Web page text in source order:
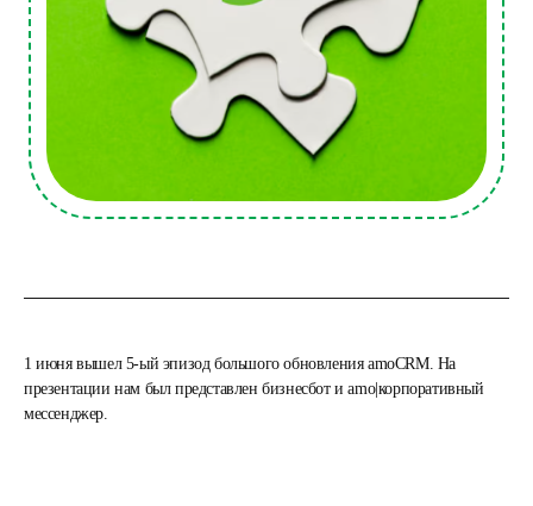
1 июня вышел 5-ый эпизод большого обновления amoCRM. На
презентации нам был представлен бизнесбот и amo|корпоративный
мессенджер.